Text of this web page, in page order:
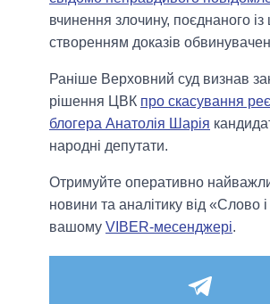
вчинення злочину, поєднаного
створенням доказів
Раніше Верховний суд визнав
рішення ЦВК про скасування
блогера Анатолія Шарія
народні депутати.
Отримуйте оперативно
новини та аналітику від «Слово і
вашому VIBER-месенджері.